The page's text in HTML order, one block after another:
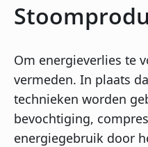
Om energieverlies te
vermeden. In plaats
technieken worden
bevochtiging,
energiegebruik door